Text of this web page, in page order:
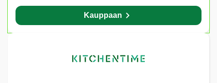
Kauppaan